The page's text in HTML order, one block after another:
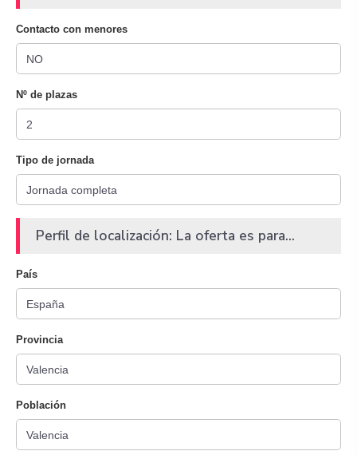
Contacto con menores
Nº de plazas
Tipo de jornada
Perfil de localización: La oferta es para...
País
Provincia
Población